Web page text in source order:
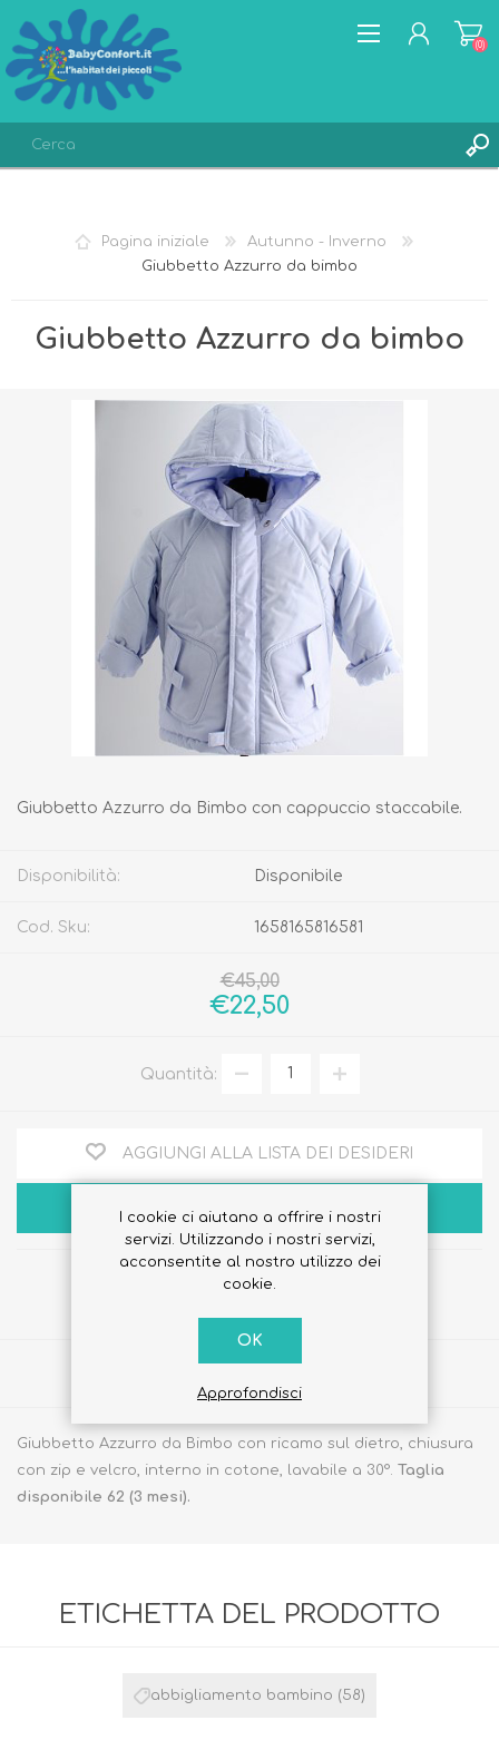
LISTA DEI DESIDERI
(0)
Pagina iniziale
Autunno - Inverno
Giubbetto Azzurro da bimbo
Giubbetto Azzurro da bimbo
Giubbetto Azzurro da Bimbo con cappuccio staccabile.
Disponibilità: Disponibile
Cod. Sku: 1658165816581
€45,00
€22,50
Quantità:
AGGIUNGI ALLA LISTA DEI DESIDERI
ACQUISTA
Giubbetto Azzurro da Bimbo con ricamo sul dietro, chiusura
con zip e velcro, interno in cotone, lavabile a 30°. Taglia
disponibile 62 (3 mesi).
ETICHETTA DEL PRODOTTO
abbigliamento bambino (58)
I cookie ci aiutano a offrire i nostri
servizi. Utilizzando i nostri servizi,
acconsentite al nostro utilizzo dei
cookie.
OK
Approfondisci